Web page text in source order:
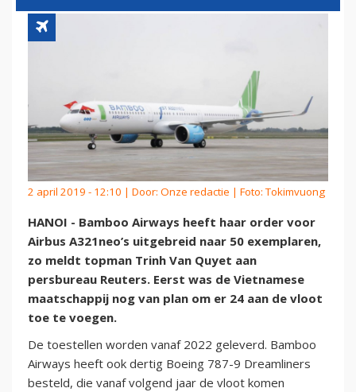
2 april 2019 - 12:10 | Door: Onze redactie | Foto: Tokimvuong
HANOI - Bamboo Airways heeft haar order voor
Airbus A321neo’s uitgebreid naar 50 exemplaren,
zo meldt topman Trinh Van Quyet aan
persbureau Reuters. Eerst was de Vietnamese
maatschappij nog van plan om er 24 aan de vloot
toe te voegen.
De toestellen worden vanaf 2022 geleverd. Bamboo
Airways heeft ook dertig Boeing 787-9 Dreamliners
besteld, die vanaf volgend jaar de vloot komen